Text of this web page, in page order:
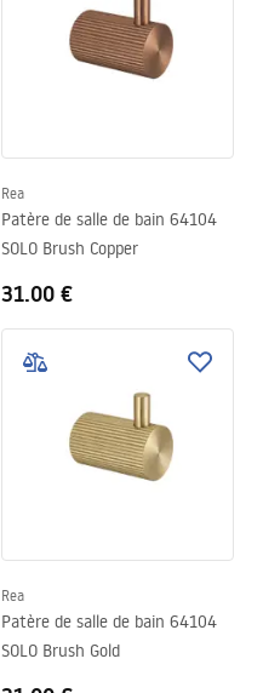
Rea
Patère de salle de bain 64104
SOLO Brush Copper
31.00 €
Rea
Patère de salle de bain 64104
SOLO Brush Gold